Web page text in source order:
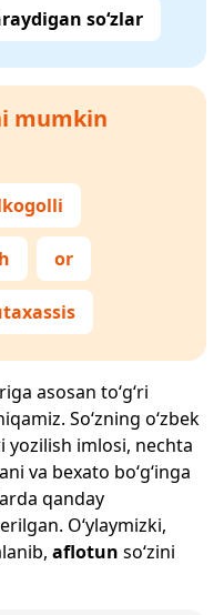
so‘zlar
mumkin
or
asosan to‘g‘ri
So‘zning o‘zbek
yozilish imlosi, nechta
va bexato bo‘g‘inga
qanday
O‘ylaymizki,
aflotun so‘zini